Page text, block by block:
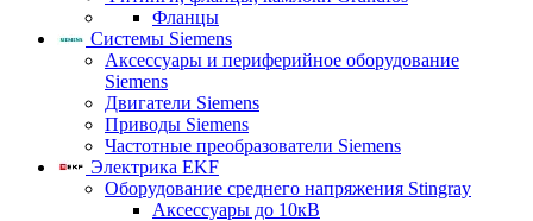
Фланцы
Системы Siemens
Аксессуары и периферийное оборудование
Siemens
Двигатели Siemens
Приводы Siemens
Частотные преобразователи Siemens
Электрика EKF
Оборудование среднего напряжения Stingray
Аксессуары до 10кВ